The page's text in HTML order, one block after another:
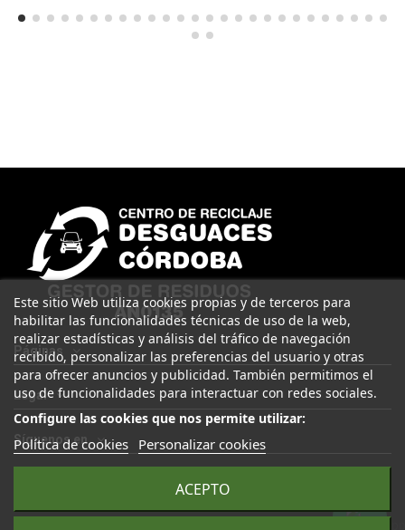
Páginas
Legal
Este sitio Web utiliza cookies propias y de terceros para
habilitar las funcionalidades técnicas de uso de la web,
realizar estadísticas y análisis del tráfico de navegación
recibido, personalizar las preferencias del usuario y otras
para ofrecer anuncios y publicidad. También permitimos el
uso de funcionalidades para interactuar con redes sociales.
Configure las cookies que nos permite utilizar:
Política de cookies Personalizar cookies
ACEPTO
Síguenos en